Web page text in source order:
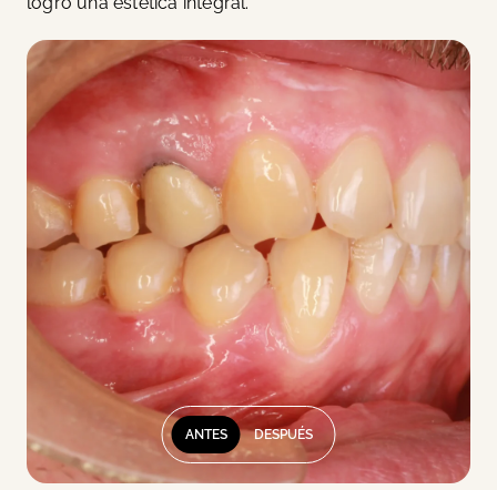
ANTES DESPUÉS